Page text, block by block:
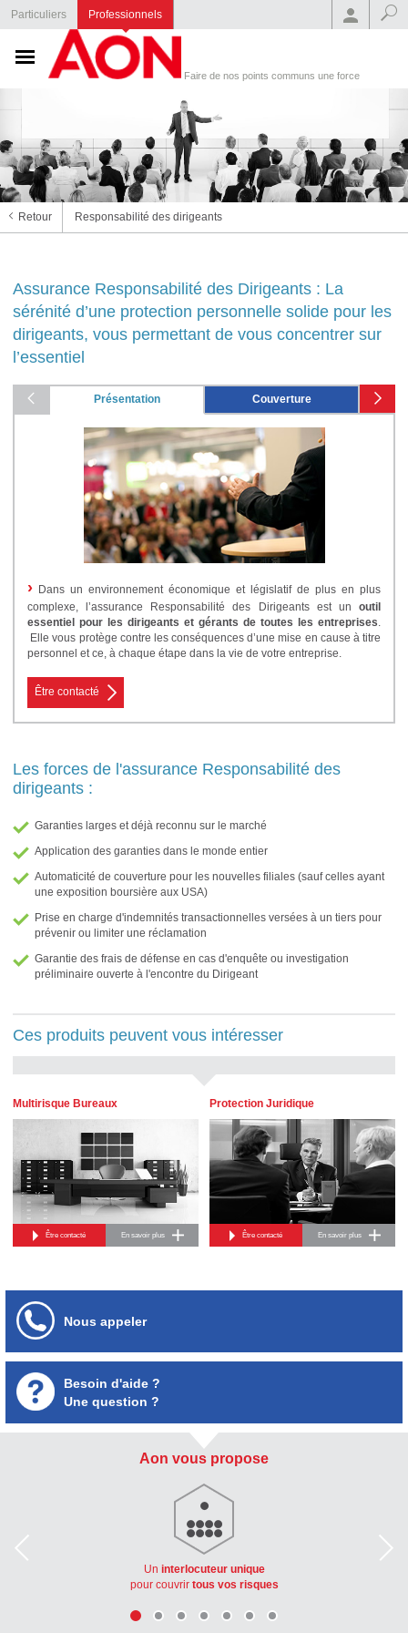
Particuliers Professionnels
Faire de nos points communs une force
Retour Responsabilité des dirigeants
Assurance Responsabilité des Dirigeants : La
sérénité d’une protection personnelle solide pour les
dirigeants, vous permettant de vous concentrer sur
l’essentiel
Présentation Couverture
› Dans un environnement économique et législatif de plus en plus
complexe, l’assurance Responsabilité des Dirigeants est un outil
essentiel pour les dirigeants et gérants de toutes les entreprises.
Elle vous protège contre les conséquences d’une mise en cause à titre
personnel et ce, à chaque étape dans la vie de votre entreprise.
Être contacté
Les forces de l'assurance Responsabilité des
dirigeants :
Garanties larges et déjà reconnu sur le marché
Application des garanties dans le monde entier
Automaticité de couverture pour les nouvelles filiales (sauf celles ayant
une exposition boursière aux USA)
Prise en charge d'indemnités transactionnelles versées à un tiers pour
prévenir ou limiter une réclamation
Garantie des frais de défense en cas d'enquête ou investigation
préliminaire ouverte à l'encontre du Dirigeant
Ces produits peuvent vous intéresser
Multirisque Bureaux
Être contacté En savoir plus
Protection Juridique
Être contacté En savoir plus
Nous appeler
Besoin d'aide ?
Une question ?
Aon vous propose
Un interlocuteur unique
pour couvrir tous vos risques